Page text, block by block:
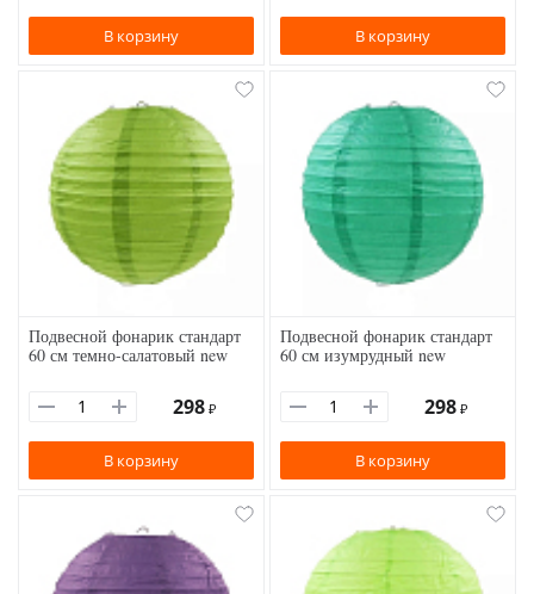
В корзину В корзину
Подвесной фонарик стандарт
60 см темно-салатовый new
298 ₽
В корзину
Подвесной фонарик стандарт
60 см изумрудный new
298 ₽
В корзину